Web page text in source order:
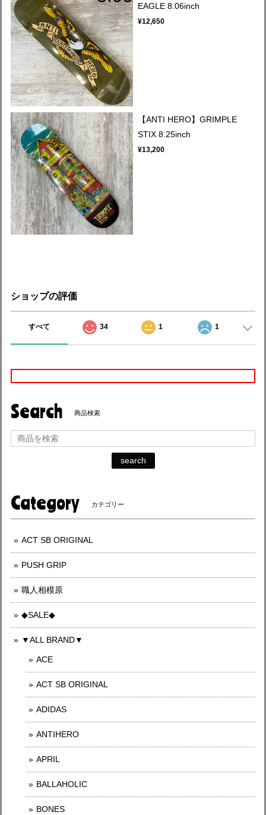
EAGLE 8.06inch
¥12,650
【ANTI HERO】GRIMPLE
STIX 8.25inch
¥13,200
ショップの評価
すべて 34 1 1
Search 商品検索
search
Category カテゴリー
ACT SB ORIGINAL
PUSH GRIP
職人相模原
◆SALE◆
▼ALL BRAND▼
ACE
ACT SB ORIGINAL
ADIDAS
ANTIHERO
APRIL
BALLAHOLIC
BONES